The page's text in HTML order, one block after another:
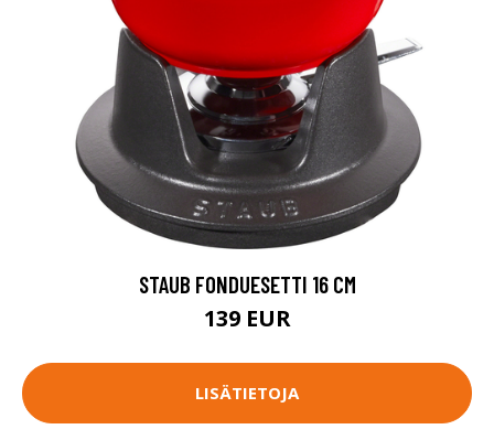
STAUB FONDUESETTI 16 CM
139 EUR
LISÄTIETOJA